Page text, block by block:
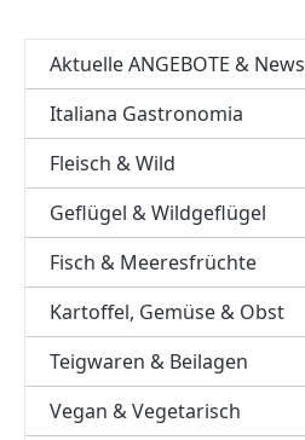
Aktuelle ANGEBOTE & News
Italiana Gastronomia
Fleisch & Wild
Geflügel & Wildgeflügel
Fisch & Meeresfrüchte
Kartoffel, Gemüse & Obst
Teigwaren & Beilagen
Vegan & Vegetarisch